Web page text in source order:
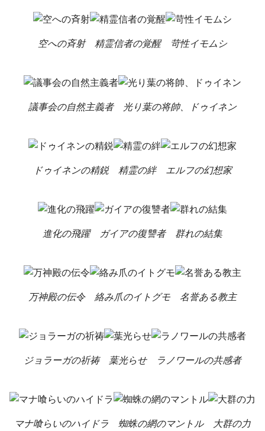
空への斉射 精霊信者の覚醒 苛性イモムシ
議事会の自然主義者 光り葉の将帥、ドゥイネン
ドゥイネンの精鋭 精霊の絆 エルフの幻想家
進化の飛躍 ガイアの復讐者 群れの結集
万神殿の伝令 絡み爪のイトグモ 名誉ある教主
ジョラーガの祈祷 葉光らせ ラノワールの共感者
マナ喰らいのハイドラ 蜘蛛の網のマントル 大群の力